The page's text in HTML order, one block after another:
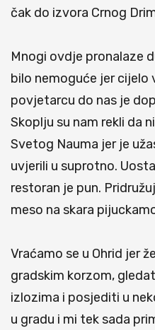
čak do izvora Crnog
Mnogi ovdje pronalaze
bilo nemoguće jer cijelo
povjetarcu do nas je
Skoplju su nam rekli da
Svetog Nauma jer je
uvjerili u suprotno.
restoran je pun.
meso na skara
Vraćamo se u Ohrid jer
gradskim korzom,
izlozima i posjediti u
u gradu i mi tek sada